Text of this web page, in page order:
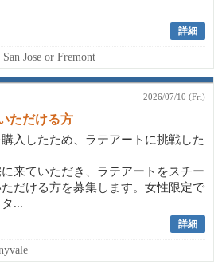
詳細
San Jose or Fremont
2026/07/10 (Fri)
ただける方
入したため、ラテアートに挑戦した
来ていただき、ラテアートをスチー
だける方を募集します。女性限定で
...
詳細